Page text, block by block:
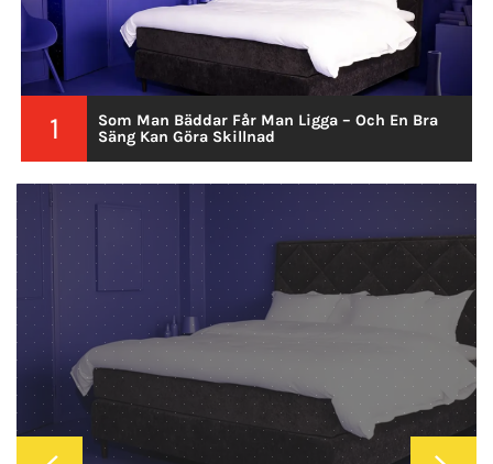
1
Som Man Bäddar Får Man Ligga – Och En Bra
Säng Kan Göra Skillnad